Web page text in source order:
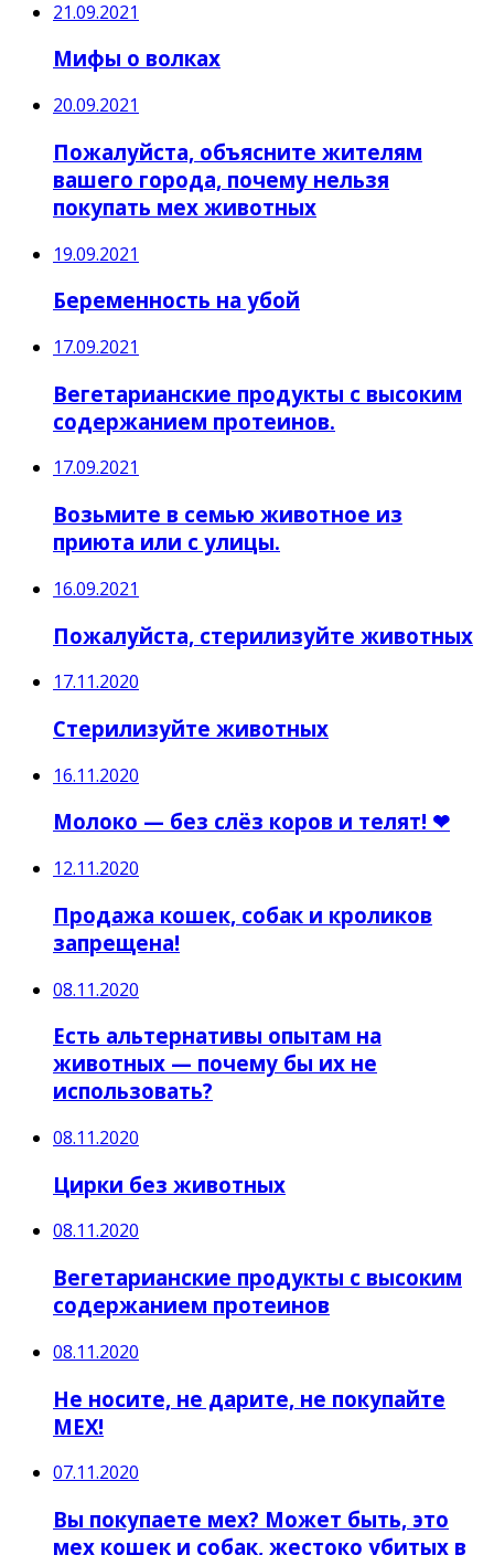
21.09.2021
Мифы о волках
20.09.2021
Пожалуйста, объясните жителям
вашего города, почему нельзя
покупать мех животных
19.09.2021
Беременность на убой
17.09.2021
Вегетарианские продукты с высоким
содержанием протеинов.
17.09.2021
Возьмите в семью животное из
приюта или с улицы.
16.09.2021
Пожалуйста, стерилизуйте животных
17.11.2020
Стерилизуйте животных
16.11.2020
Молоко — без слёз коров и телят! ❤
12.11.2020
Продажа кошек, собак и кроликов
запрещена!
08.11.2020
Есть альтернативы опытам на
животных — почему бы их не
использовать?
08.11.2020
Цирки без животных
08.11.2020
Вегетарианские продукты с высоким
содержанием протеинов
08.11.2020
Не носите, не дарите, не покупайте
МЕХ!
07.11.2020
Вы покупаете мех? Может быть, это
мех кошек и собак, жестоко убитых в